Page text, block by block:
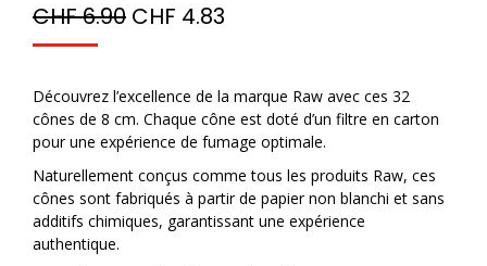
CHF6.90 CHF 4.83
Découvrez l’excellence de la marque Raw avec ces 32
cônes de 8 cm. Chaque cône est doté d’un filtre en carton
pour une expérience de fumage optimale.
Naturellement conçus comme tous les produits Raw, ces
cônes sont fabriqués à partir de papier non blanchi et sans
additifs chimiques, garantissant une expérience
authentique.